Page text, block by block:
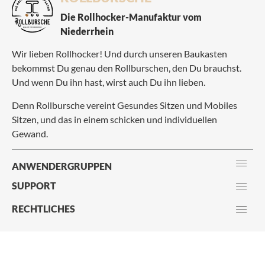
Die Rollhocker-Manufaktur vom
Niederrhein
Wir lieben Rollhocker! Und durch unseren Baukasten
bekommst Du genau den Rollburschen, den Du brauchst.
Und wenn Du ihn hast, wirst auch Du ihn lieben.
Denn Rollbursche vereint Gesundes Sitzen und Mobiles
Sitzen, und das in einem schicken und individuellen
Gewand.
ANWENDERGRUPPEN
SUPPORT
RECHTLICHES